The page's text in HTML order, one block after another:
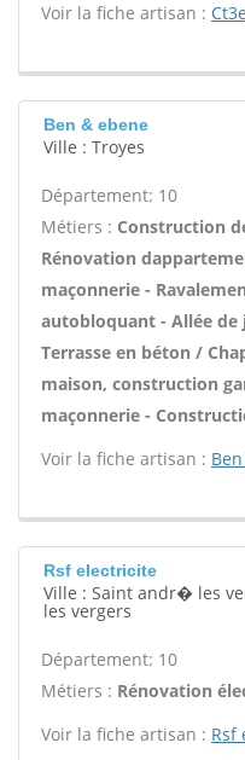
Voir la fiche artisan : Ct3e
Ben & ebene
Ville : Troyes
Département: 10
Métiers : Construction
Rénovation
maçonnerie -
autobloquant - Allée de
Terrasse en béton /
maison, construction
maçonnerie -
Voir la fiche artisan :
Rsf electricite
Ville : Saint andr� les
les vergers
Département: 10
Métiers : Rénovation
Voir la fiche artisan : Rsf